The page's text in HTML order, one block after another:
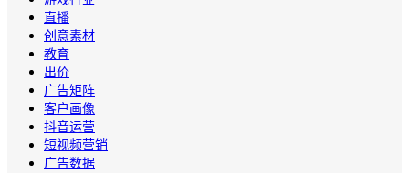
直播
创意素材
教育
出价
广告矩阵
客户画像
抖音运营
短视频营销
广告数据